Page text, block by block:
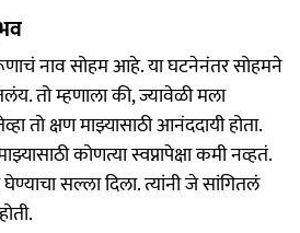
नाव सोहम आहे. या घटनेनंतर सोहमने
तो म्हणाला की, ज्यावेळी मला
तो क्षण माझ्यासाठी आनंददायी होता.
कोणत्या स्वप्नापेक्षा कमी नव्हतं.
सल्ला दिला. त्यांनी जे सांगितलं